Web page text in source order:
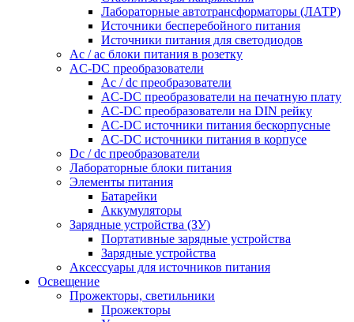
Лабораторные автотрансформаторы (ЛАТР)
Источники бесперебойного питания
Источники питания для светодиодов
Ac / ac блоки питания в розетку
AC-DC преобразователи
Ac / dc преобразователи
AC-DC преобразователи на печатную плату
AC-DC преобразователи на DIN рейку
AC-DC источники питания бескорпусные
AC-DC источники питания в корпусе
Dc / dc преобразователи
Лабораторные блоки питания
Элементы питания
Батарейки
Аккумуляторы
Зарядные устройства (ЗУ)
Портативные зарядные устройства
Зарядные устройства
Аксессуары для источников питания
Освещение
Прожекторы, светильники
Прожекторы